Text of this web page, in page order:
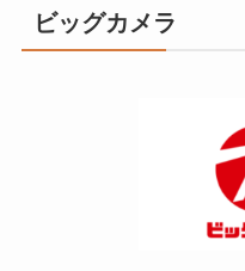
ビッグカメラ